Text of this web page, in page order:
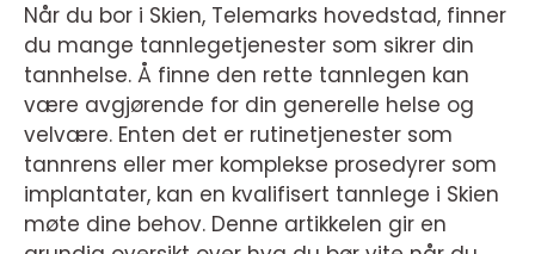
Når du bor i Skien, Telemarks hovedstad, finner
du mange tannlegetjenester som sikrer din
tannhelse. Å finne den rette tannlegen kan
være avgjørende for din generelle helse og
velvære. Enten det er rutinetjenester som
tannrens eller mer komplekse prosedyrer som
implantater, kan en kvalifisert tannlege i Skien
møte dine behov. Denne artikkelen gir en